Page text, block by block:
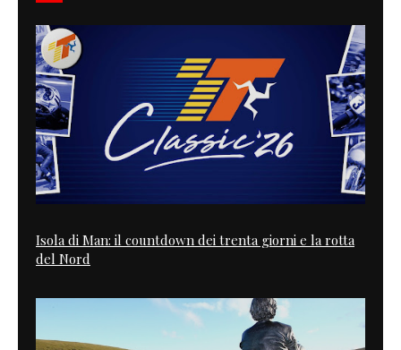
Isola di Man: il countdown dei trenta giorni e la rotta
del Nord